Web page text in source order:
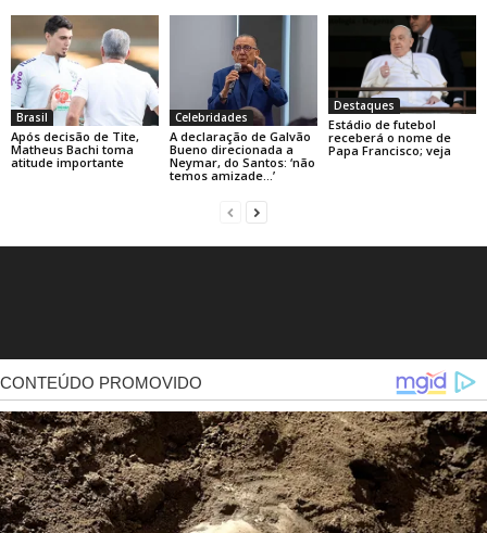
Brasil
Após decisão de Tite,
Matheus Bachi toma
atitude importante
Celebridades
A declaração de Galvão
Bueno direcionada a
Neymar, do Santos: ‘não
temos amizade…’
Destaques
Estádio de futebol
receberá o nome de
Papa Francisco; veja